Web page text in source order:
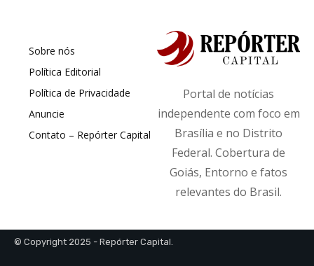
Sobre nós
Política Editorial
Política de Privacidade
Anuncie
Contato – Repórter Capital
Portal de notícias
independente com foco em
Brasília e no Distrito
Federal. Cobertura de
Goiás, Entorno e fatos
relevantes do Brasil.
© Copyright 2025 - Repórter Capital.